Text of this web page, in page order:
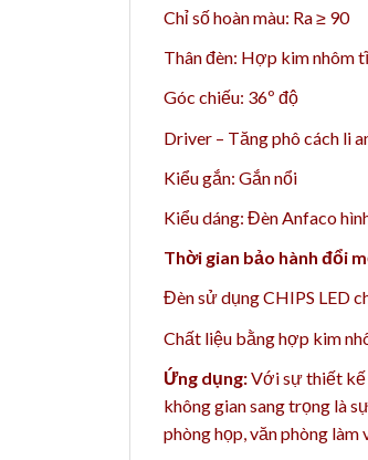
Chỉ số hoàn màu: Ra ≥ 90
Thân đèn: Hợp kim nhôm
Góc chiếu: 36º độ
Driver – Tăng phô cách li
Kiểu gắn: Gắn nổi
Kiểu dáng: Đèn Anfaco
Thời gian bảo hành đổi
Đèn sử dụng CHIPS LED
Chất liệu bằng hợp kim
Ứng dụng:Với sự thiết kế
không gian sang trọng là
phòng họp, văn phòng làm